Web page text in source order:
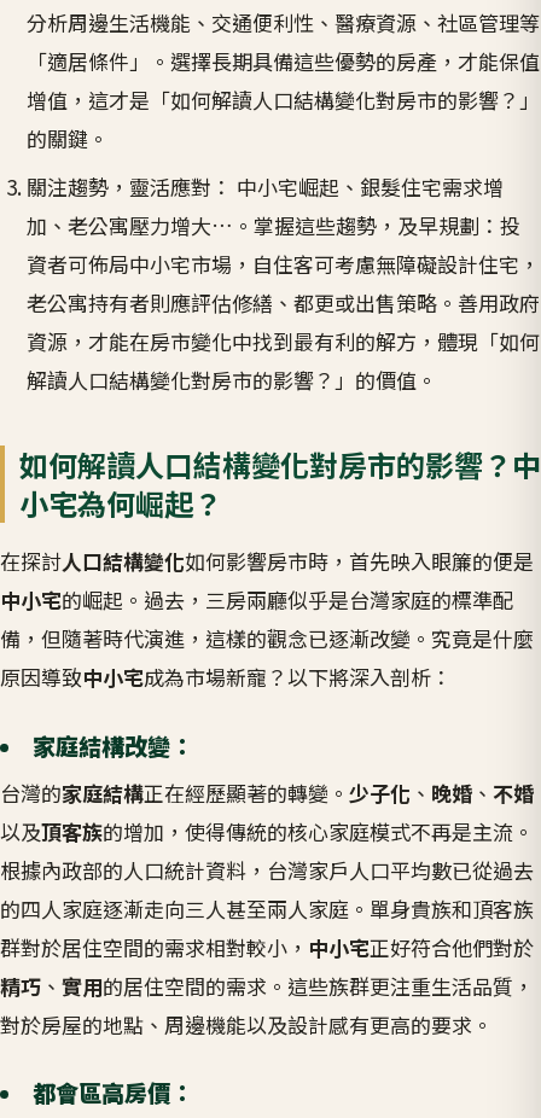
分析周邊生活機能、交通便利性、醫療資源、社區管理等
「適居條件」。選擇長期具備這些優勢的房產，才能保值
增值，這才是「如何解讀人口結構變化對房市的影響？」
的關鍵。
關注趨勢，靈活應對： 中小宅崛起、銀髮住宅需求增
加、老公寓壓力增大…。掌握這些趨勢，及早規劃：投
資者可佈局中小宅市場，自住客可考慮無障礙設計住宅，
老公寓持有者則應評估修繕、都更或出售策略。善用政府
資源，才能在房市變化中找到最有利的解方，體現「如何
解讀人口結構變化對房市的影響？」的價值。
如何解讀人口結構變化對房市的影響？中
小宅為何崛起？
在探討人口結構變化如何影響房市時，首先映入眼簾的便是
中小宅的崛起。過去，三房兩廳似乎是台灣家庭的標準配
備，但隨著時代演進，這樣的觀念已逐漸改變。究竟是什麼
原因導致中小宅成為市場新寵？以下將深入剖析：
家庭結構改變：
台灣的家庭結構正在經歷顯著的轉變。 少子化 、 晚婚 、 不婚
以及頂客族的增加，使得傳統的核心家庭模式不再是主流。
根據內政部的人口統計資料，台灣家戶人口平均數已從過去
的四人家庭逐漸走向三人甚至兩人家庭 。單身貴族和頂客族
群對於居住空間的需求相對較小， 中小宅正好符合他們對於
精巧 、 實用的居住空間的需求。這些族群更注重生活品質，
對於房屋的地點、周邊機能以及設計感有更高的要求。
都會區高房價：